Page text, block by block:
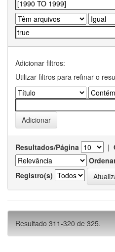
Adicionar filtros:
Utilizar filtros para refinar o
Resultados/Página |
Registro(s)
Resultado 311-320 de 325.